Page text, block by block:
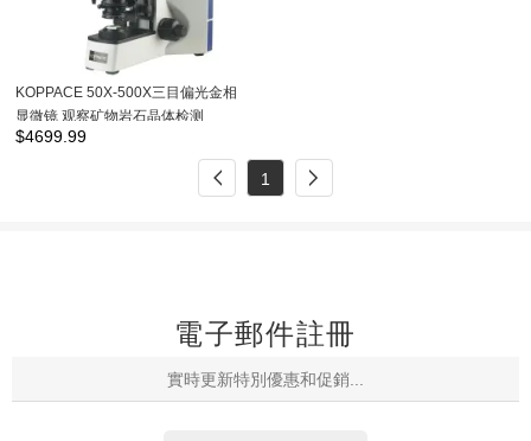
KOPPACE 50X-500X三目偏光金相
显微镜 观察矿物岩石晶体检测
$4699.99
1
電子郵件註冊